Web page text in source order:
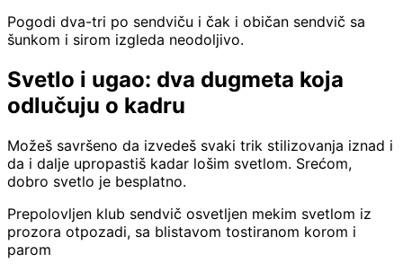
Pogodi dva-tri po sendviču i čak i običan sendvič sa
šunkom i sirom izgleda neodoljivo.
Svetlo i ugao: dva dugmeta koja
odlučuju o kadru
Možeš savršeno da izvedeš svaki trik stilizovanja iznad i
da i dalje upropastiš kadar lošim svetlom. Srećom,
dobro svetlo je besplatno.
Prepolovljen klub sendvič osvetljen mekim svetlom iz
prozora otpozadi, sa blistavom tostiranom korom i
parom